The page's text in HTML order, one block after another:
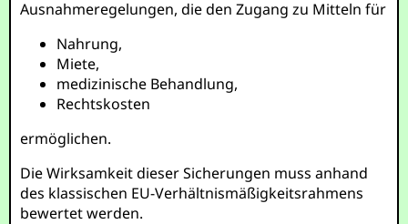
Ausnahmeregelungen, die den Zugang zu Mitteln für
Nahrung,
Miete,
medizinische Behandlung,
Rechtskosten
ermöglichen.
Die Wirksamkeit dieser Sicherungen muss anhand
des klassischen EU-Verhältnismäßigkeitsrahmens
bewertet werden.